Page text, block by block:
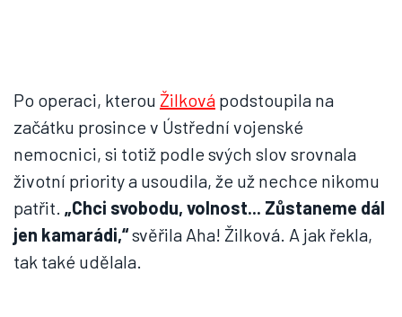
Po operaci, kterou Žilková podstoupila na
začátku prosince v Ústřední vojenské
nemocnici, si totiž podle svých slov srovnala
životní priority a usoudila, že už nechce nikomu
patřit. „Chci svobodu, volnost... Zůstaneme dál
jen kamarádi,“svěřila Aha! Žilková. A jak řekla,
tak také udělala.